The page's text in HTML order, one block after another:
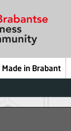
Made in Brabant